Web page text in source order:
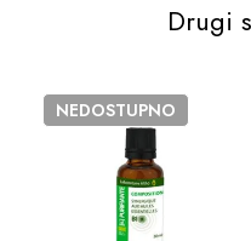
Drugi
NEDOSTUPNO